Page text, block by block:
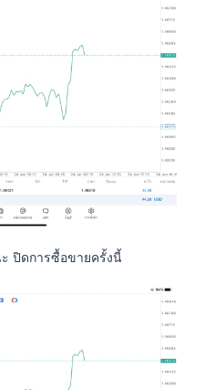
ปิดการซื้อขายครั้งนี้